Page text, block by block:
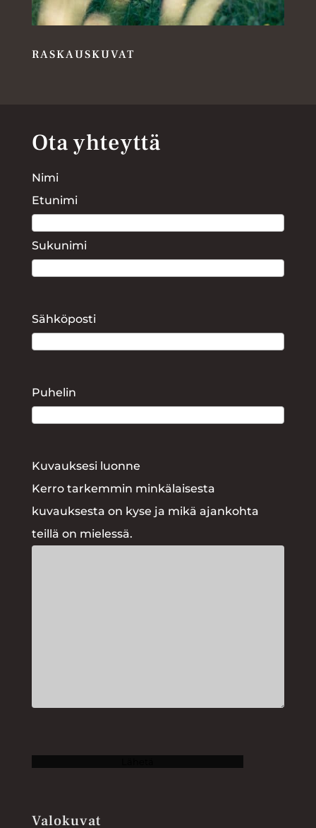
RASKAUSKUVAT
Ota yhteyttä
Nimi
Etunimi
Sukunimi
Sähköposti
Puhelin
Kuvauksesi luonne
Kerro tarkemmin minkälaisesta
kuvauksesta on kyse ja mikä ajankohta
teillä on mielessä.
Valokuvat